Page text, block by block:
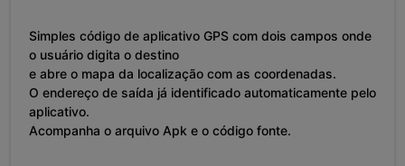
Simples código de aplicativo GPS com dois campos onde
o usuário digita o destino
e abre o mapa da localização com as coordenadas.
O endereço de saída já identificado automaticamente pelo
aplicativo.
Acompanha o arquivo Apk e o código fonte.